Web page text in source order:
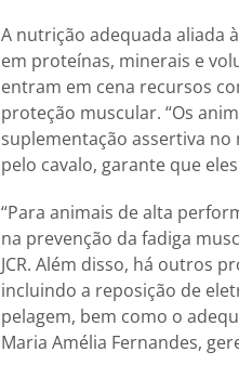
A nutrição adequada aliada
em proteínas, minerais e
entram em cena recursos
proteção muscular. “Os
suplementação assertiva
pelo cavalo, garante que
“Para animais de alta
na prevenção da fadiga
JCR. Além disso, há outros
incluindo a reposição de
pelagem, bem como o
Maria Amélia Fernandes,